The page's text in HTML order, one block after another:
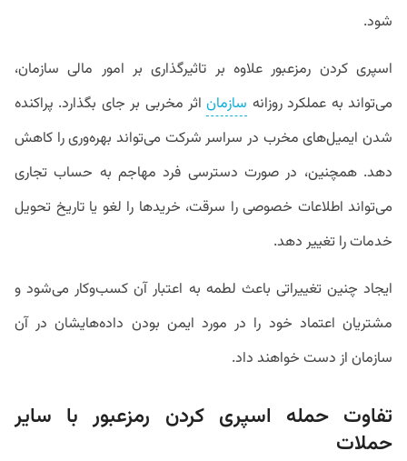
شود.
اسپری کردن رمزعبور علاوه بر تاثیرگذاری بر امور مالی سازمان،
می‌تواند به عملکرد روزانه سازماناثر مخربی بر جای بگذارد. پراکنده
شدن ایمیل‌های مخرب در سراسر شرکت می‌تواند بهره‌وری را کاهش
دهد. همچنین، در صورت دسترسی فرد مهاجم به حساب تجاری
می‌تواند اطلاعات خصوصی را سرقت، خریدها را لغو یا تاریخ تحویل
خدمات را تغییر دهد.
ایجاد چنین تغییراتی باعث لطمه به اعتبار آن کسب‌وکار می‌شود و
مشتریان اعتماد خود را در مورد ایمن بودن داده‌هایشان در آن
سازمان از دست خواهند داد.
تفاوت حمله اسپری کردن رمزعبور با سایر
حملات